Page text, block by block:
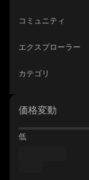
コミュニティ
エクスプローラー
カテゴリ
価格変動
低